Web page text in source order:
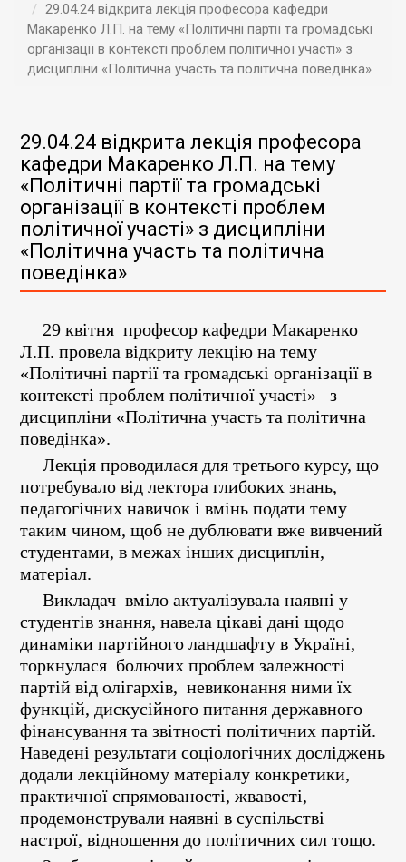
29.04.24 відкрита лекція професора кафедри
Макаренко Л.П. на тему «Політичні партії та громадські
організації в контексті проблем політичної участі» з
дисципліни «Політична участь та політична поведінка»
29.04.24 відкрита лекція професора
кафедри Макаренко Л.П. на тему
«Політичні партії та громадські
організації в контексті проблем
політичної участі» з дисципліни
«Політична участь та політична
поведінка»
29 квітня професор кафедри Макаренко
Л.П. провела відкриту лекцію на тему
«Політичні партії та громадські організації в
контексті проблем політичної участі» з
дисципліни «Політична участь та політична
поведінка».
Лекція проводилася для третього курсу, що
потребувало від лектора глибоких знань,
педагогічних навичок і вмінь подати тему
таким чином, щоб не дублювати вже вивчений
студентами, в межах інших дисциплін,
матеріал.
Викладач вміло актуалізувала наявні у
студентів знання, навела цікаві дані щодо
динаміки партійного ландшафту в Україні,
торкнулася болючих проблем залежності
партій від олігархів, невиконання ними їх
функцій, дискусійного питання державного
фінансування та звітності політичних партій.
Наведені результати соціологічних досліджень
додали лекційному матеріалу конкретики,
практичної спрямованості, жвавості,
продемонстрували наявні в суспільстві
настрої, відношення до політичних сил тощо.